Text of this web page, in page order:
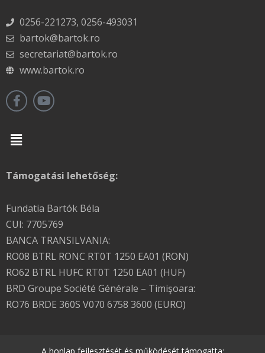
0256-221273, 0256-493031
bartok@bartok.ro
secretariat@bartok.ro
www.bartok.ro
Menu
Támogatási lehetőség:
Fundatia Bartók Béla
CUI: 7705769
BANCA TRANSILVANIA:
RO08 BTRL RONC RT0T 1250 EA01 (RON)
RO62 BTRL HUFC RT0T 1250 EA01 (HUF)
BRD Groupe Société Générale – Timişoara:
RO76 BRDE 360S V070 6758 3600 (EURO)
A honlap fejlesztését és működését támogatta: